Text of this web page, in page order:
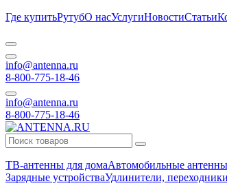
Где купитьРутубО насУслугиНовостиСтатьи
info@antenna.ru
8-800-775-18-46
info@antenna.ru
8-800-775-18-46
ТВ-антенны для домаАвтомобильные антенны
Зарядные устройстваУдлинители, переходники